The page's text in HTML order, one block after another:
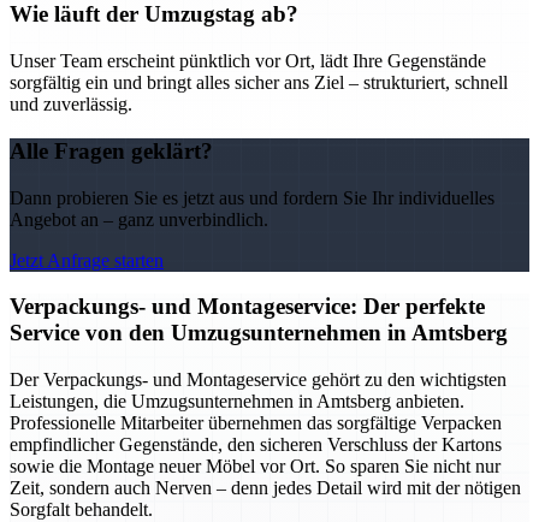
Wie läuft der Umzugstag ab?
Unser Team erscheint pünktlich vor Ort, lädt Ihre Gegenstände
sorgfältig ein und bringt alles sicher ans Ziel – strukturiert, schnell
und zuverlässig.
Alle Fragen geklärt?
Dann probieren Sie es jetzt aus und fordern Sie Ihr individuelles
Angebot an – ganz unverbindlich.
Jetzt Anfrage starten
Verpackungs- und Montageservice: Der perfekte
Service von den Umzugsunternehmen in Amtsberg
Der Verpackungs- und Montageservice gehört zu den wichtigsten
Leistungen, die Umzugsunternehmen in Amtsberg anbieten.
Professionelle Mitarbeiter übernehmen das sorgfältige Verpacken
empfindlicher Gegenstände, den sicheren Verschluss der Kartons
sowie die Montage neuer Möbel vor Ort. So sparen Sie nicht nur
Zeit, sondern auch Nerven – denn jedes Detail wird mit der nötigen
Sorgfalt behandelt.